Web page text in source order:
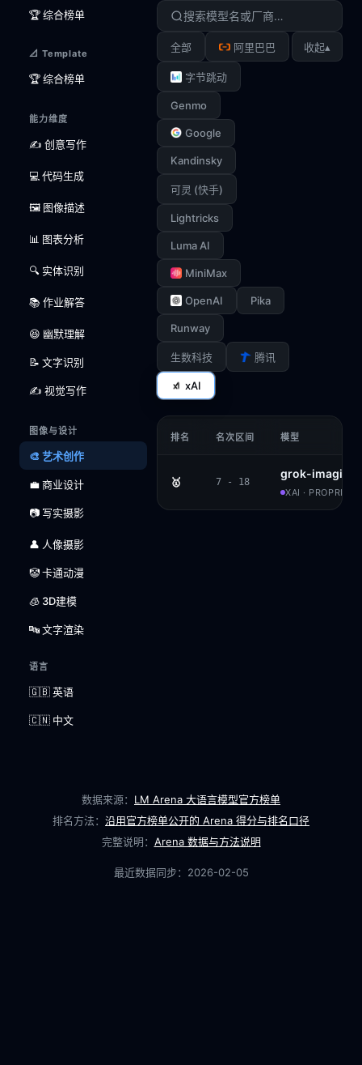
🏆 综合榜单
📐 Template
🏆 综合榜单
能力维度
✍️ 创意写作
💻 代码生成
🖼️ 图像描述
📊 图表分析
🔍 实体识别
📚 作业解答
😆 幽默理解
📝 文字识别
✍️ 视觉写作
图像与设计
🎨 艺术创作
💼 商业设计
📷 写实摄影
👤 人像摄影
🤡 卡通动漫
🧊 3D建模
🔤 文字渲染
语言
🇬🇧 英语
🇨🇳 中文
全部 阿里巴巴
字节跳动
Genmo
Google
Kandinsky
可灵 (快手)
Lightricks
Luma AI
MiniMax
OpenAI Pika
Runway
生数科技 腾讯
xAI
收起▴
排名 名次区间 模型
🥇 7 - 18
grok-
XAI ·
数据来源： LM Arena 大语言模型官方榜单
排名方法： 沿用官方榜单公开的 Arena 得分与排名口径
完整说明： Arena 数据与方法说明
最近数据同步： 2026-02-05